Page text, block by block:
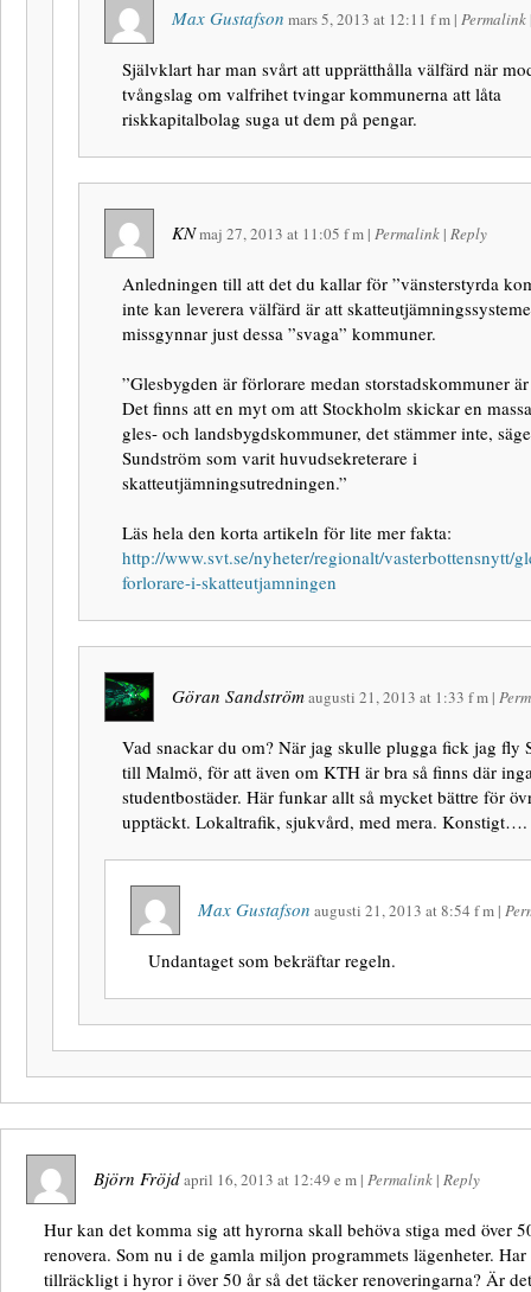
Max Gustafson mars 5, 2013 at 12:11 f m | Permalink
Självklart har man svårt att upprätthålla välfärd när
tvångslag om valfrihet tvingar kommunerna att låta
riskkapitalbolag suga ut dem på pengar.
KNmaj 27, 2013 at 11:05 f m | Permalink | Reply
Anledningen till att det du kallar för ”vänsterstyrda
inte kan leverera välfärd är att
missgynnar just dessa ”svaga” kommuner.
”Glesbygden är förlorare medan storstadskommuner
Det finns att en myt om att Stockholm skickar en
gles- och landsbygdskommuner, det stämmer inte,
Sundström som varit huvudsekreterare i
skatteutjämningsutredningen.”
Läs hela den korta artikeln för lite mer fakta:
http://www.svt.se/nyheter/regionalt/vasterbottensnytt/
forlorare-i-skatteutjamningen
Göran Sandströmaugusti 21, 2013 at 1:33 f m |
Vad snackar du om? När jag skulle plugga fick jag fly
till Malmö, för att även om KTH är bra så finns där
studentbostäder. Här funkar allt så mycket bättre för
upptäckt. Lokaltrafik, sjukvård, med mera. Konstigt….
Max Gustafson augusti 21, 2013 at8:54 f m |
Undantaget som bekräftar regeln.
Björn Fröjdapril 16, 2013 at 12:49 e m | Permalink | Reply
Hur kan det komma sig att hyrorna skall behöva stiga med över
renovera. Som nu i de gamla miljon programmets lägenheter.
tillräckligt i hyror i över 50 år så det täcker renoveringarna? Är